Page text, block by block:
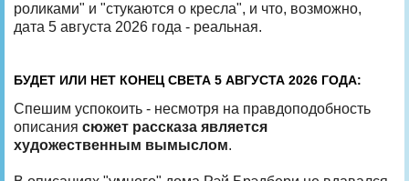
роликами" и "стукаются о кресла", и что, возможно,
дата 5 августа 2026 года - реальная.
БУДЕТ ИЛИ НЕТ КОНЕЦ СВЕТА 5 АВГУСТА 2026 ГОДА:
Спешим успокоить - несмотря на правдоподобность
описания сюжет рассказа является
художественным вымыслом.